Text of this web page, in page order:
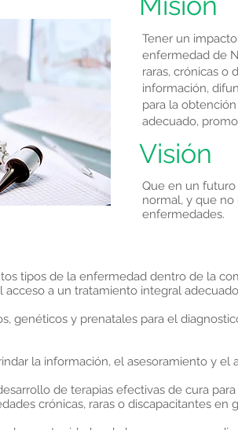
Tener un
enfermedad de
raras, crónicas o
información,
para la
adecuado,
tipos de la enfermedad dentro de la
a un tratamiento integral
genéticos y prenatales para el
la información, el asesoramiento y el
de terapias efectivas de cura
crónicas, raras o discapacitantes en
Visión
Que en un
normal, y que no
enfermedades.